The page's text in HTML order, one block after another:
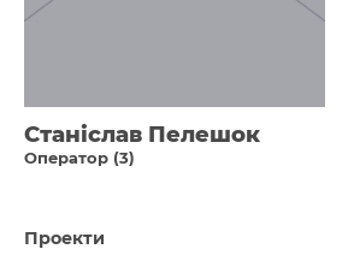
Станіслав Пелешок
Оператор (3)
Проекти